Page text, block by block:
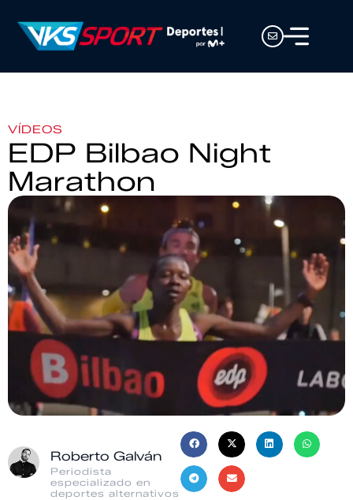
VÍDEOS
EDP Bilbao Night
Marathon
Roberto Galván
Periodista
especializado en
deportes alternativos